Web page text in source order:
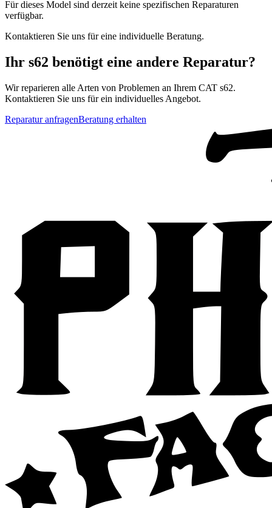
Für dieses Model sind derzeit keine spezifischen Reparaturen
verfügbar.
Kontaktieren Sie uns für eine individuelle Beratung.
Ihr s62 benötigt eine andere Reparatur?
Wir reparieren alle Arten von Problemen an Ihrem CAT s62.
Kontaktieren Sie uns für ein individuelles Angebot.
Reparatur anfragenBeratung erhalten